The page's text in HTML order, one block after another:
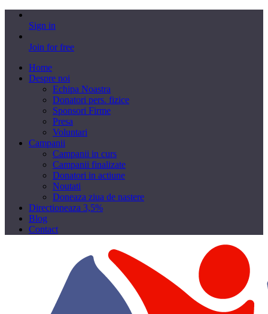
Sign in
Join for free
Home
Despre noi
Echipa Noastra
Donatori pers. fizice
Sponsori Firme
Presa
Voluntari
Campanii
Campanii in curs
Campanii finalizate
Donatori in actiune
Noutati
Doneaza ziua de nastere
Directioneaza 3,5%
Blog
Contact